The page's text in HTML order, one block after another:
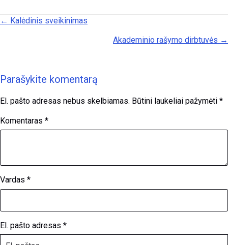
Posts navigation
← Kalėdinis sveikinimas
Akademinio rašymo dirbtuvės →
Parašykite komentarą
El. pašto adresas nebus skelbiamas. Būtini laukeliai pažymėti *
Komentaras *
Vardas *
El. pašto adresas *